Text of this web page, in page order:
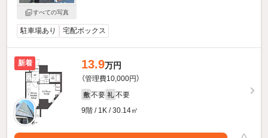
すべての写真
駐車場あり 宅配ボックス
新着 13.9万円
（管理費10,000円）
敷 不要 礼 不要
9階 / 1K / 30.14㎡